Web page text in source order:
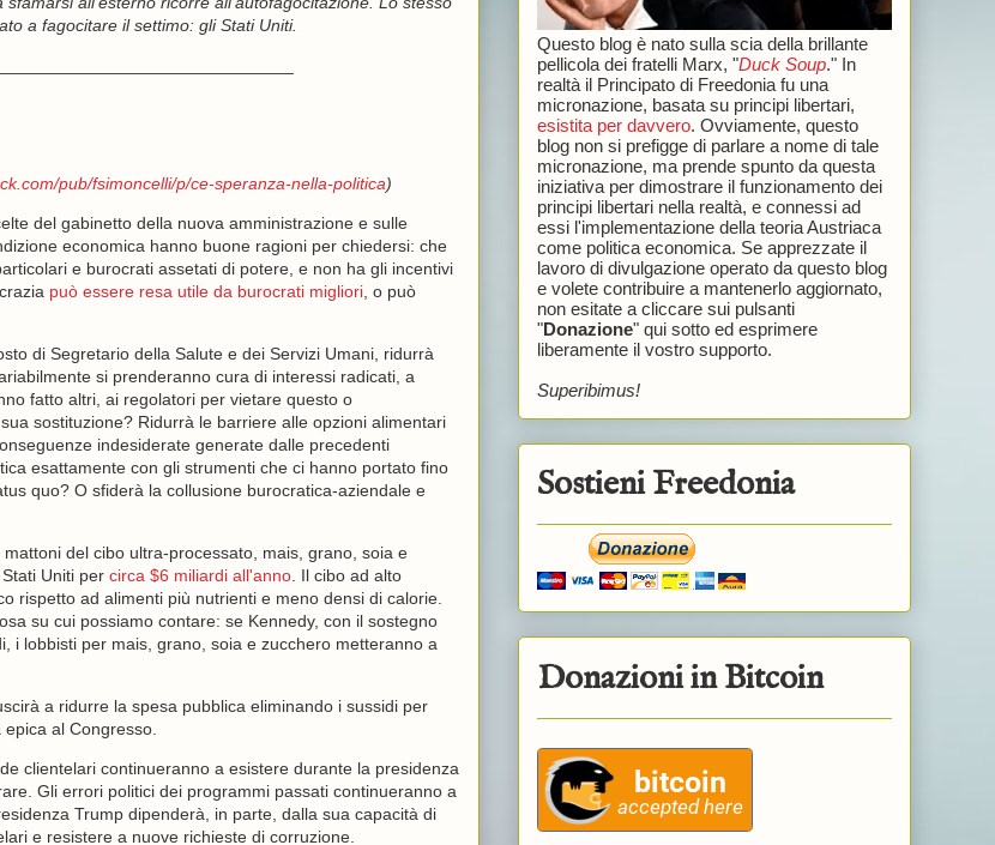
a fagocitare il settimo: gli Stati Uniti.
pub/fsimoncelli/p/ce-speranza-nella-politica)
del gabinetto della nuova amministrazione e sulle
economica hanno buone ragioni per chiedersi: che
e burocrati assetati di potere, e non ha gli incentivi
può essere resa utile da burocrati migliori, o può
di Segretario della Salute e dei Servizi Umani, ridurrà
si prenderanno cura di interessi radicati, a
fatto altri, ai regolatori per vietare questo o
sostituzione? Ridurrà le barriere alle opzioni alimentari
indesiderate generate dalle precedenti
esattamente con gli strumenti che ci hanno portato fino
quo? O sfiderà la collusione burocratica-aziendale e
del cibo ultra-processato, mais, grano, soia e
Uniti per circa $6 miliardi all'anno. Il cibo ad alto
rispetto ad alimenti più nutrienti e meno densi di calorie.
su cui possiamo contare: se Kennedy, con il sostegno
i lobbisti per mais, grano, soia e zucchero metteranno a
a ridurre la spesa pubblica eliminando i sussidi per
al Congresso.
clientelari continueranno a esistere durante la presidenza
Gli errori politici dei programmi passati continueranno a
Trump dipenderà, in parte, dalla sua capacità di
e resistere a nuove richieste di corruzione.
Questo blog è nato sulla scia della brillante
pellicola dei fratelli Marx, "Duck Soup." In
realtà il Principato di Freedonia fu una
micronazione, basata su principi libertari,
esistita per davvero. Ovviamente, questo
blog non si prefigge di parlare a nome di tale
micronazione, ma prende spunto da questa
iniziativa per dimostrare il funzionamento dei
principi libertari nella realtà, e connessi ad
essi l'implementazione della teoria Austriaca
come politica economica. Se apprezzate il
lavoro di divulgazione operato da questo blog
e volete contribuire a mantenerlo aggiornato,
non esitate a cliccare sui pulsanti
"Donazione" qui sotto ed esprimere
liberamente il vostro supporto.
Superibimus!
Sostieni Freedonia
Donazioni in Bitcoin